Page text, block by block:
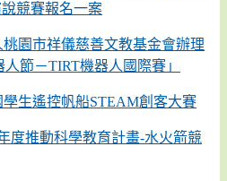
競賽報名一案
桃園市祥儀慈善文教基金會辦理
人節－TIRT機器人國際賽」
學生遙控帆船STEAM創客大賽
度推動科學教育計畫-水火箭競